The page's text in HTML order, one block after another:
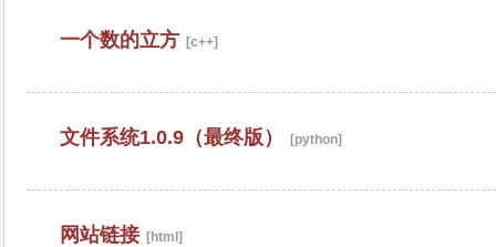
一个数的立方 [c++]
文件系统1.0.9（最终版） [python]
网站链接[html]